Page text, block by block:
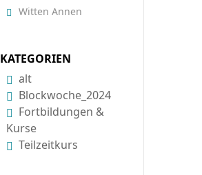
Witten Annen
KATEGORIEN
alt
Blockwoche_2024
Fortbildungen &
Kurse
Teilzeitkurs